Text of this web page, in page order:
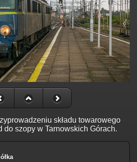
składu towarowego
do szopy w Tarnowskich Górach.